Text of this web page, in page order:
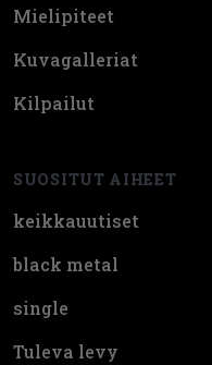
Mielipiteet
Kuvagalleriat
Kilpailut
SUOSITUT AIHEET
keikkauutiset
black metal
single
Tuleva levy